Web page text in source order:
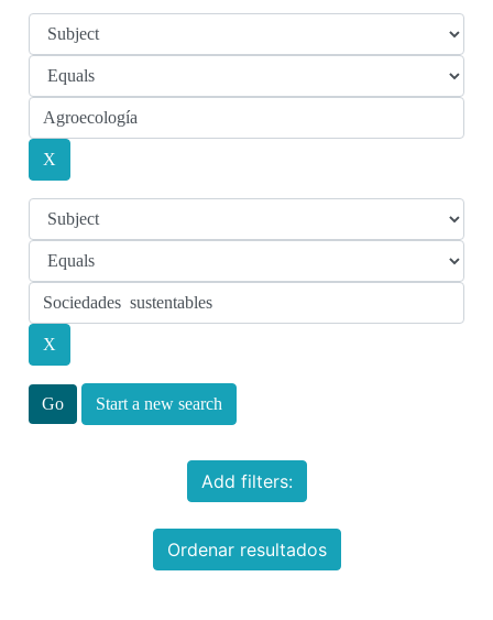
Start a new search
Add filters:
Ordenar resultados